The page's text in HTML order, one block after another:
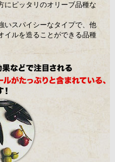
にピッタリのオリーブ品種な
いスパイシーなタイプで、他
イルを造ることができる品種